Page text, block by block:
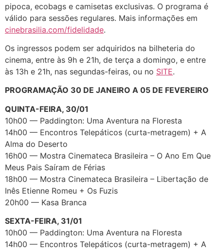
pipoca, ecobags e camisetas exclusivas. O programa é
válido para sessões regulares. Mais informações em
cinebrasilia.com/fidelidade.
Os ingressos podem ser adquiridos na bilheteria do
cinema, entre às 9h e 21h, de terça a domingo, e entre
às 13h e 21h, nas segundas-feiras, ou no SITE.
PROGRAMAÇÃO 30 DE JANEIRO A 05 DE FEVEREIRO
QUINTA-FEIRA, 30/01
10h00 — Paddington: Uma Aventura na Floresta
14h00 — Encontros Telepáticos (curta-metragem) + A
Alma do Deserto
16h00 — Mostra Cinemateca Brasileira – O Ano Em Que
Meus Pais Saíram de Férias
18h00 — Mostra Cinemateca Brasileira – Libertação de
Inês Etienne Romeu + Os Fuzis
20h00 — Kasa Branca
SEXTA-FEIRA, 31/01
10h00 — Paddington: Uma Aventura na Floresta
14h00 — Encontros Telepáticos (curta-metragem) + A